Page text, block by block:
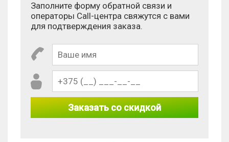
Заполните форму обратной связи и
операторы Call-центра свяжутся с вами
для подтверждения заказа.
Заказать со скидкой